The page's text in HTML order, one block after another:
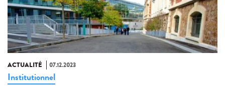
ACTUALITÉ 07.12.2023
Institutionnel